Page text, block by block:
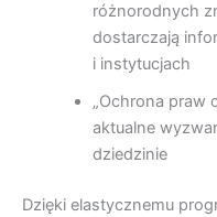
różnorodnych
dostarczają
i instytucjach
„Ochrona praw
aktualne
dziedzinie
Dzięki elastycznemu